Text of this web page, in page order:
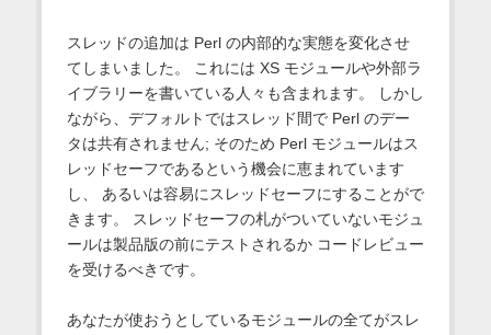
スレッドの追加は Perl の内部的な実態を変化させ
てしまいました。 これには XS モジュールや外部ラ
イブラリーを書いている人々も含まれます。 しかし
ながら、デフォルトではスレッド間で Perl のデー
タは共有されません; そのため Perl モジュールはス
レッドセーフであるという機会に恵まれています
し、 あるいは容易にスレッドセーフにすることがで
きます。 スレッドセーフの札がついていないモジュ
ールは製品版の前にテストされるか コードレビュー
を受けるべきです。
あなたが使おうとしているモジュールの全てがスレ